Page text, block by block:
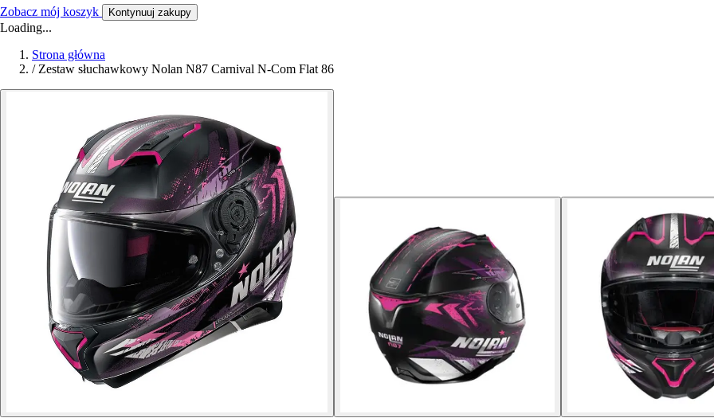
Zobacz mój koszyk Kontynuuj zakupy
Loading...
Strona główna
/ Zestaw słuchawkowy Nolan N87 Carnival N-Com Flat 86